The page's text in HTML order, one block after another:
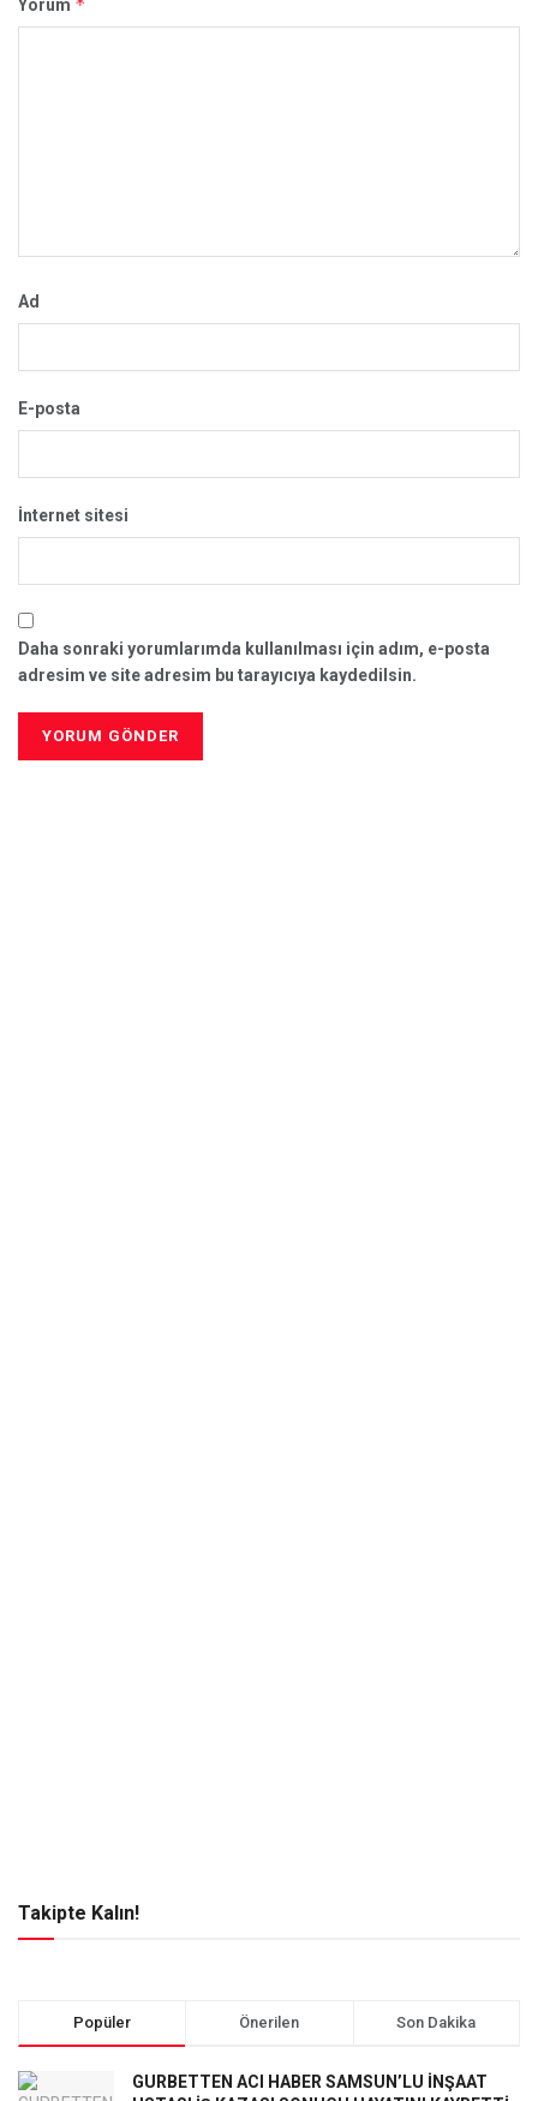
Yorum
Ad
E-posta
İnternet sitesi
Daha sonraki yorumlarımda kullanılması için adım, e-posta
adresim ve site adresim bu tarayıcıya kaydedilsin.
Takipte Kalın!
Popüler Önerilen Son Dakika
GURBETTEN ACI HABER SAMSUN’LU İNŞAAT